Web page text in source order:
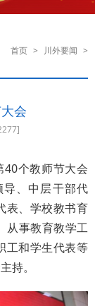
首页 > 川外要闻 >
会
个教师节大会
、中层干部代
表、学校教书育
从事教育教学工
工和学生代表等
持。